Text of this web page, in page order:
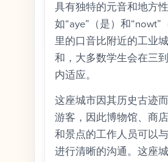
具有独特的元音和地方
如“aye”（是）和“nowt”
里的口音比附近的工业
和，大多数学生会在三
内适应。
这座城市因其历史古迹
游客，因此博物馆、商
和景点的工作人员可以
进行清晰的沟通。这座